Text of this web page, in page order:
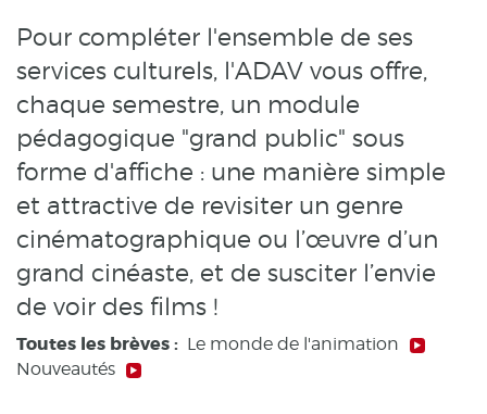
Pour compléter l'ensemble de ses
services culturels, l'ADAV vous offre,
chaque semestre, un module
pédagogique "grand public" sous
forme d'affiche : une manière simple
et attractive de revisiter un genre
cinématographique ou l’œuvre d’un
grand cinéaste, et de susciter l’envie
de voir des films !
Toutes les brèves : Le monde de l'animation
Nouveautés